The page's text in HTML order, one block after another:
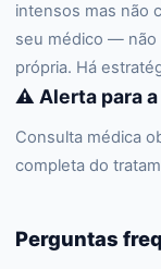
intensos mas não
seu médico — não
própria. Há
⚠️ Alerta para
Consulta médica
completa do
Perguntas